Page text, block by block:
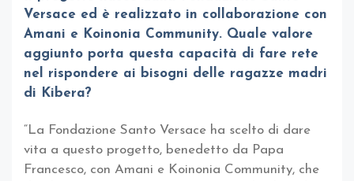
Versace ed è realizzato in collaborazione con
Amani e Koinonia Community. Quale valore
aggiunto porta questa capacità di fare rete
nel rispondere ai bisogni delle ragazze madri
di Kibera?
“La Fondazione Santo Versace ha scelto di dare
vita a questo progetto, benedetto da Papa
Francesco, con Amani e Koinonia Community, che